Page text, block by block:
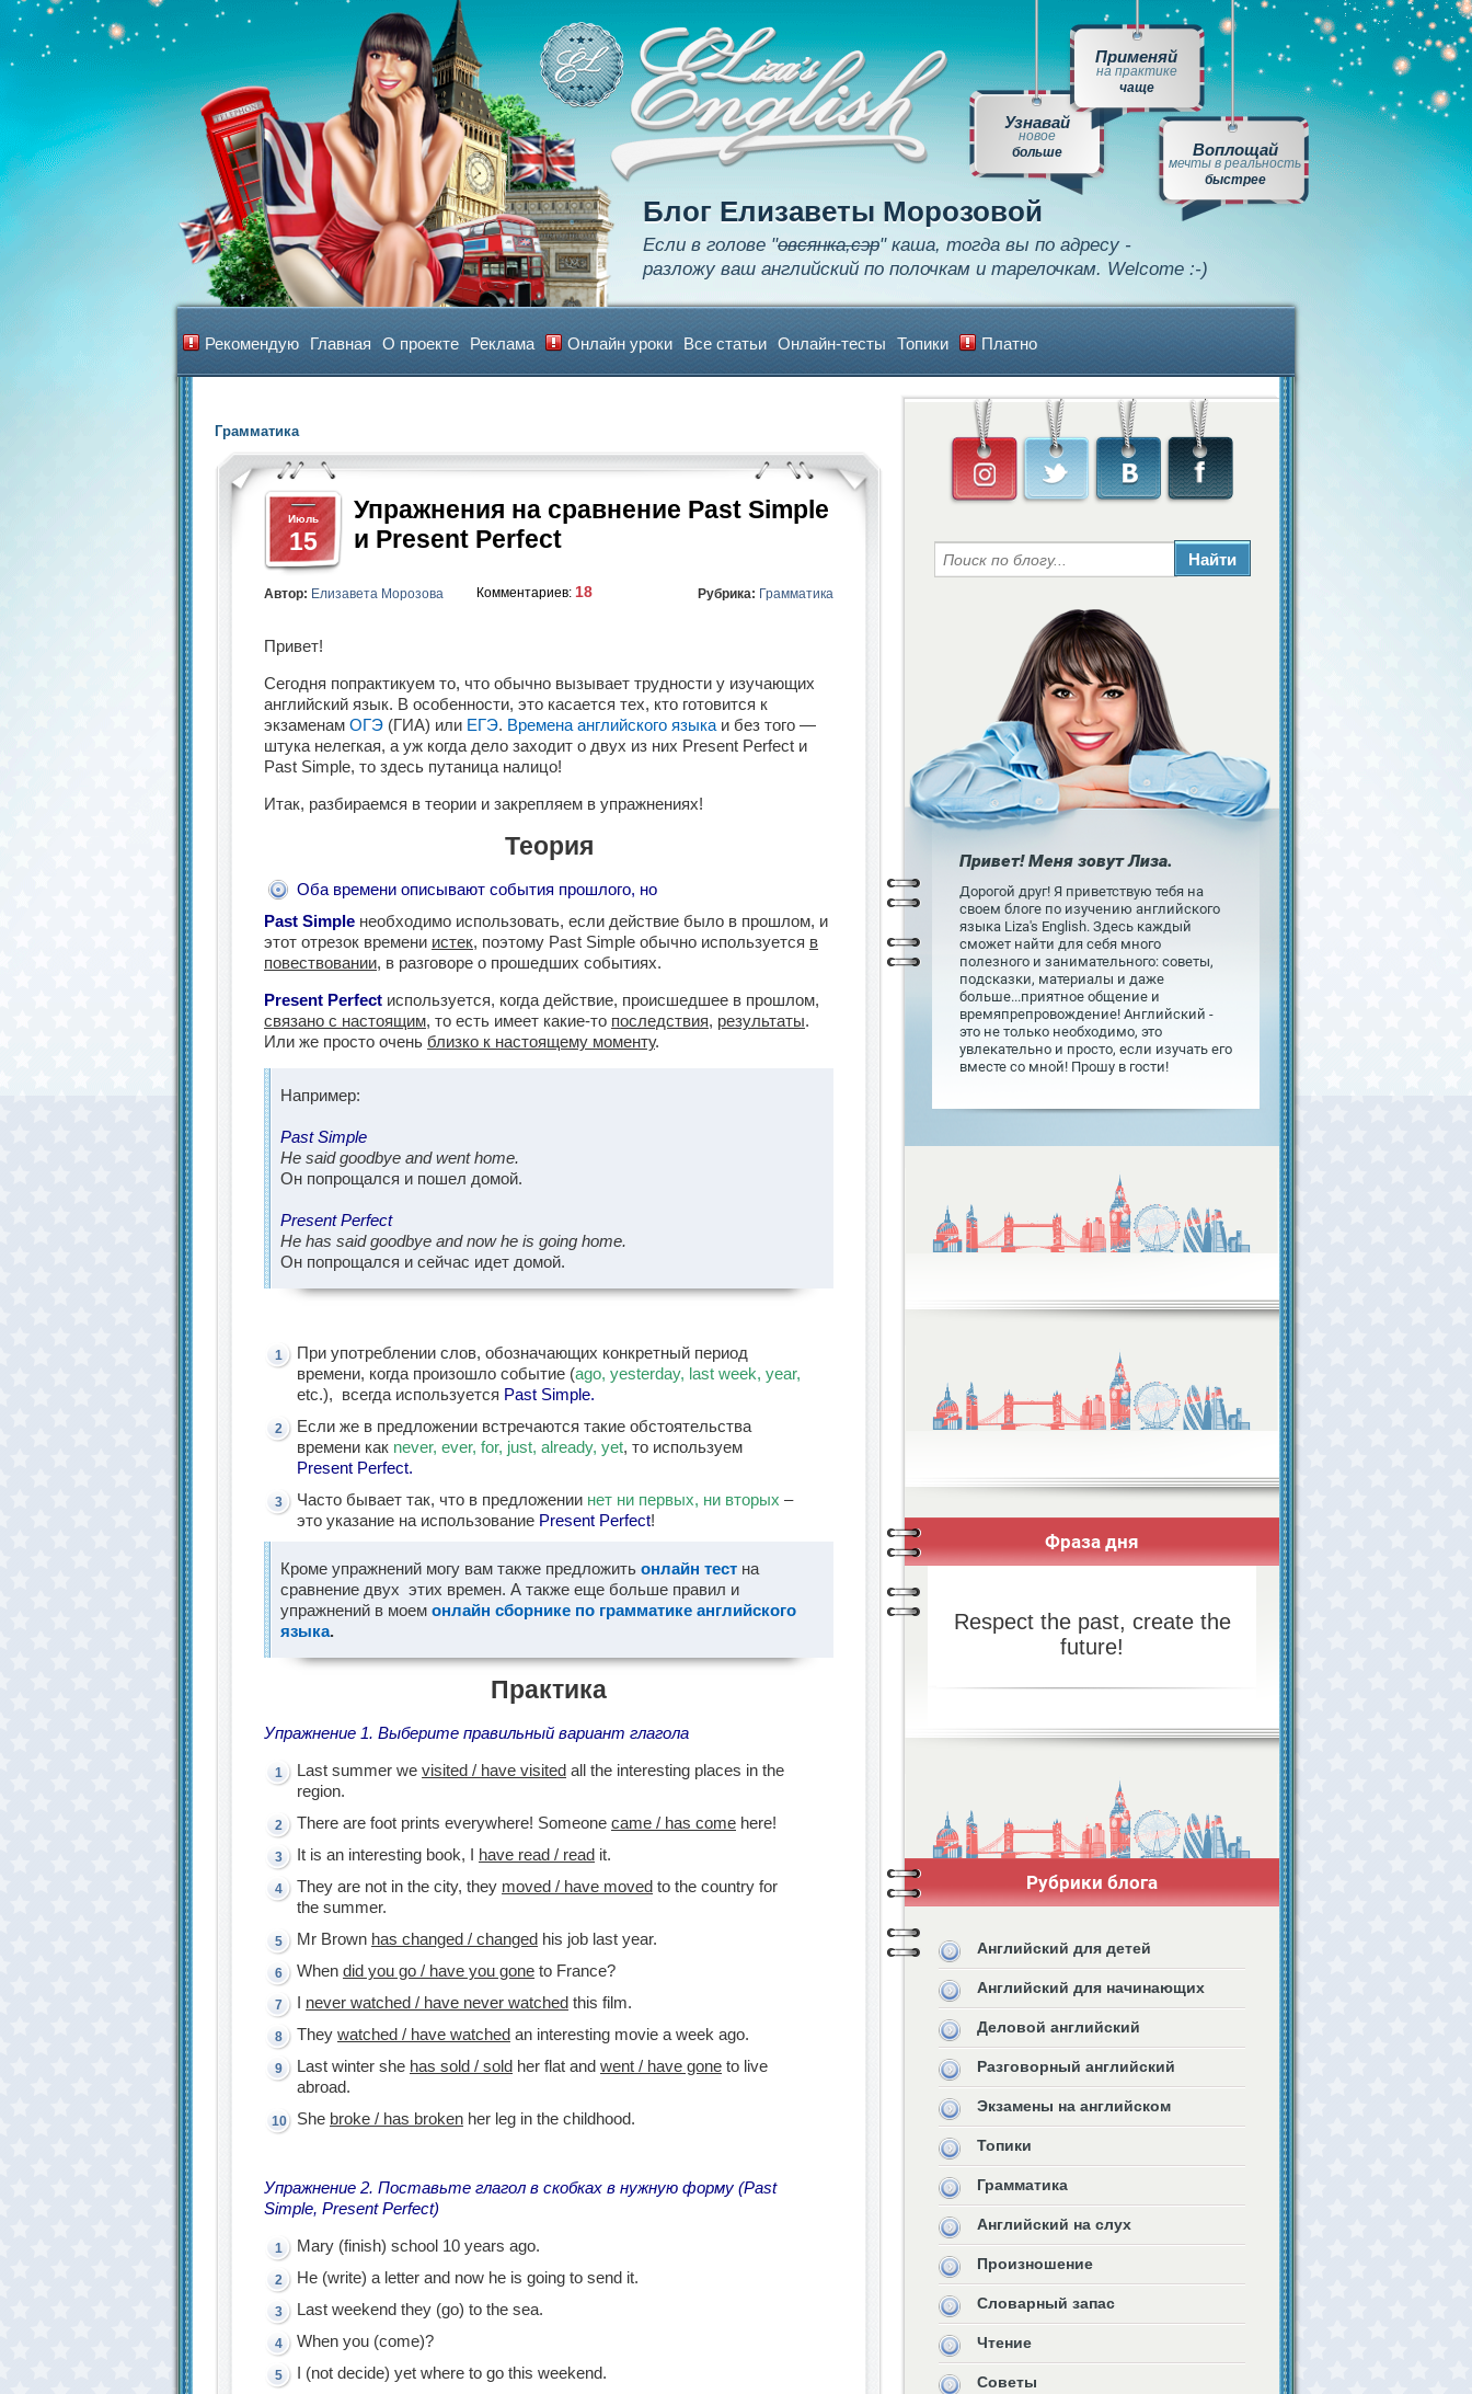
Блог Елизаветы Морозовой
Если в голове "овсянка,сэр" каша, тогда вы по адресу -
разложу ваш английский по полочкам и тарелочкам. Welcome :-)
Узнавай
Learn
новое
больше
Применяй
Apply
на практике
чаще
Воплощай
Realize
мечты в реальность
быстрее
Рекомендую Главная О проекте Реклама Онлайн уроки Все статьи Онлайн-тесты Топики Платно
Грамматика
Июль
15
Упражнения на сравнение Past Simple
и Present Perfect
Автор: Елизавета Морозова Комментариев: 18 Рубрика: Грамматика
Привет!
Сегодня попрактикуем то, что обычно вызывает трудности у изучающих
английский язык. В особенности, это касается тех, кто готовится к
экзаменам ОГЭ (ГИА) или ЕГЭ. Времена английского языка и без того —
штука нелегкая, а уж когда дело заходит о двух из них Present Perfect и
Past Simple, то здесь путаница налицо!
Итак, разбираемся в теории и закрепляем в упражнениях!
Теория
Оба времени описывают события прошлого, но
Past Simple необходимо использовать, если действие было в прошлом, и
этот отрезок времени истек, поэтому Past Simple обычно используется в
повествовании, в разговоре о прошедших событиях.
Present Perfect используется, когда действие, происшедшее в прошлом,
связано с настоящим, то есть имеет какие-то последствия, результаты.
Или же просто очень близко к настоящему моменту.
Например:
Past Simple
He said goodbye and went home.
Он попрощался и пошел домой.
Present Perfect
He has said goodbye and now he is going home.
Он попрощался и сейчас идет домой.
При употреблении слов, обозначающих конкретный период
времени, когда произошло событие (ago, yesterday, last week, year,
etc.), всегда используется Past Simple.
Если же в предложении встречаются такие обстоятельства
времени как never, ever, for, just, already, yet, то используем
Present Perfect.
Часто бывает так, что в предложении нет ни первых, ни вторых –
это указание на использование Present Perfect!
Кроме упражнений могу вам также предложить онлайн тест на
сравнение двух этих времен. А также еще больше правил и
упражнений в моем онлайн сборнике по грамматике английского
языка.
Практика
Упражнение 1. Выберите правильный вариант глагола
Last summer we visited / have visited all the interesting places in the
region.
There are foot prints everywhere! Someone came / has come here!
It is an interesting book, I have read / read it.
They are not in the city, they moved / have moved to the country for
the summer.
Mr Brown has changed / changed his job last year.
When did you go / have you gone to France?
I never watched / have never watched this film.
They watched / have watched an interesting movie a week ago.
Last winter she has sold / sold her flat and went / have gone to live
abroad.
She broke / has broken her leg in the childhood.
Упражнение 2. Поставьте глагол в скобках в нужную форму (Past
Simple, Present Perfect)
Mary (finish) school 10 years ago.
He (write) a letter and now he is going to send it.
Last weekend they (go) to the sea.
When you (come)?
I (not decide) yet where to go this weekend.
Привет! Меня зовут Лиза.
Дорогой друг! Я приветствую тебя на
своем блоге по изучению английского
языка Liza's English. Здесь каждый
сможет найти для себя много
полезного и занимательного: советы,
подсказки, материалы и даже
больше...приятное общение и
времяпрепровождение! Английский -
это не только необходимо, это
увлекательно и просто, если изучать его
вместе со мной! Прошу в гости!
Фраза дня
Respect the past, create the
future!
Рубрики блога
Английский для детей
Английский для начинающих
Деловой английский
Разговорный английский
Экзамены на английском
Топики
Грамматика
Английский на слух
Произношение
Словарный запас
Чтение
Советы